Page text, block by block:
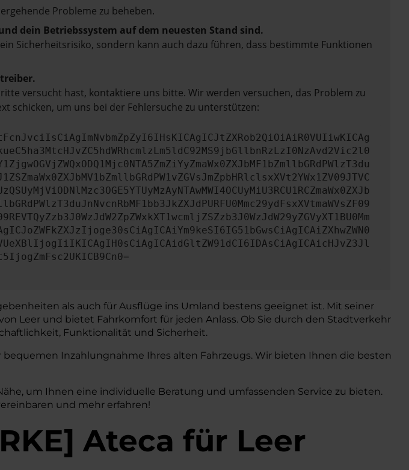
Probleme zu beheben.
dein Betriebssystem auf dem neuesten Stand sind.
Sicherheitsrisiko, sondern kann auch dazu führen, dass bestimmte Funktionen
versucht hast, kontaktiere uns bitte. Wir werden versuchen, das Problem zu
schicken, um uns bei der Fehlersuche zu unterstützen:
als auch für Ausflüge ins Umland bestens geeignet ist. Mit seiner
Leer und bietet Fahrkomfort für jeden Anlass. Ob Sie durch den Stadtverkehr
Funktionalität und Sicherheit.
Inzahlungnahme Ihres alten Fahrzeugs. Wir bieten Ihnen die besten
um Ihnen eine individuelle Beratung und umfassenden Service zu bieten.
und mehr erfahren!
] Ateca für Leer